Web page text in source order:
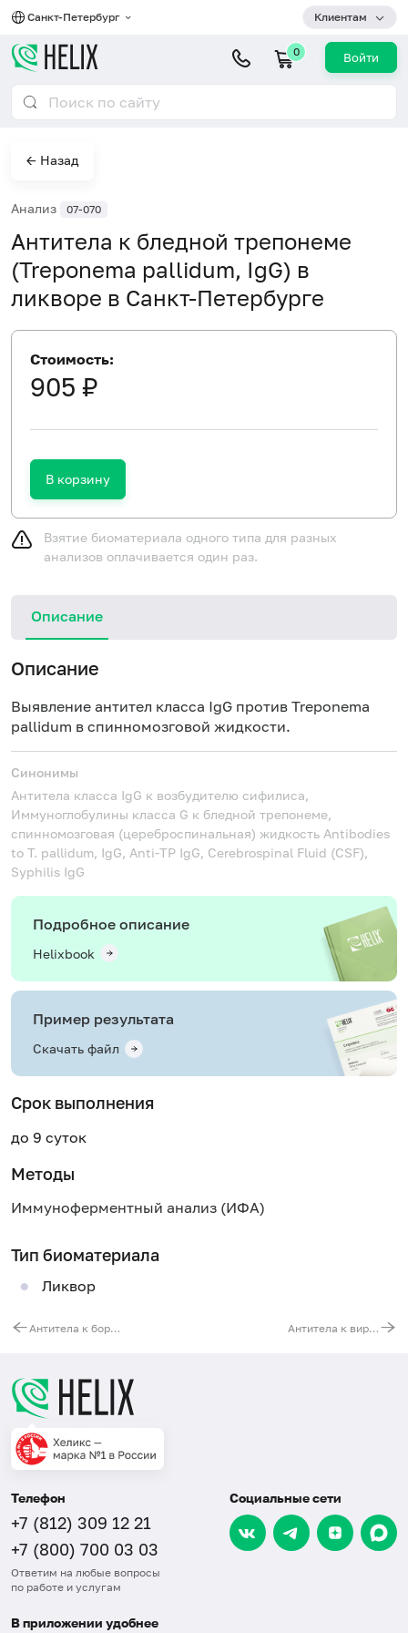
Санкт-Петербург Клиентам
0 Войти
← Назад
Анализ 07-070
Антитела к бледной трепонеме
(Treponema pallidum, IgG) в
ликворе в Санкт-Петербурге
Стоимость:
905 ₽
В корзину
Взятие биоматериала одного типа для разных
анализов оплачивается один раз.
Описание
Описание
Выявление антител класса IgG против Treponema
pallidum в спинномозговой жидкости.
Синонимы
Антитела класса IgG к возбудителю сифилиса,
Иммуноглобулины класса G к бледной трепонеме,
спинномозговая (цереброспинальная) жидкость Antibodies
to T. pallidum, IgG, Anti-TP IgG, Cerebrospinal Fluid (CSF),
Syphilis IgG
Подробное описание
Helixbook
Пример результата
Скачать файл
Срок выполнения
до 9 суток
Методы
Иммуноферментный анализ (ИФА)
Тип биоматериала
Ликвор
Антитела к боррелии бургдорфери (Borrelia burgdorferi, IgG) Антитела к вирусу гепатита D (anti-HDV)
Телефон
+7 (812) 309 12 21
+7 (800) 700 03 03
Ответим на любые вопросы
по работе и услугам
Социальные сети
В приложении удобнее